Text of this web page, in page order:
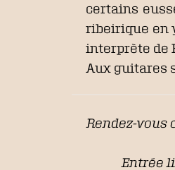
certains
ribeirique en
interprète de
Aux guitares
Rendez-vous
Entrée